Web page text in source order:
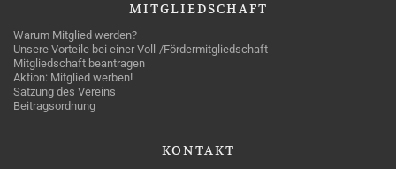
MITGLIEDSCHAFT
Warum Mitglied werden?
Unsere Vorteile bei einer Voll-/Fördermitgliedschaft
Mitgliedschaft beantragen
Aktion: Mitglied werben!
Satzung des Vereins
Beitragsordnung
KONTAKT